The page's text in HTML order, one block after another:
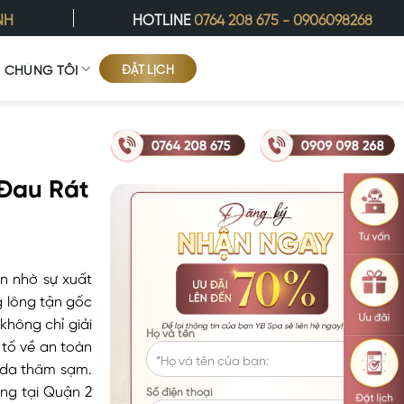
HOTLINE0764 208 675 -0906098268
CHÚNG TÔI ĐẶT LỊCH
Rát
nhờ sự xuất
lông tận gốc
chỉ giải
về an toàn
thâm sạm.
tại Quận 2
Họ và tên
Số điện thoại